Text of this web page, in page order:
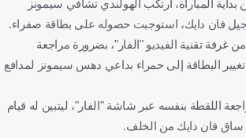
المباراة، ارتكب الهولندي تشافي سيمونز
فان دايك، استوجبت حصوله على بطاقة صفراء.
غرفة تقنية الفيديو "الفار"، بضرورة مراجعة
تغيير البطاقة إلى حمراء بداعي دهس سيمونز لمدافع
اللقطة بنفسه عبر شاشة "الفار"، ليتبين له قيام
ساق فان دايك من الخلف.